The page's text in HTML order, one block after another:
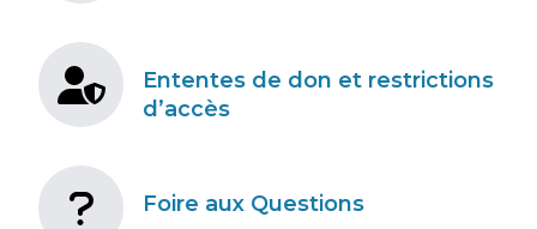
Ententes de don et restrictions
d’accès
Foire aux Questions